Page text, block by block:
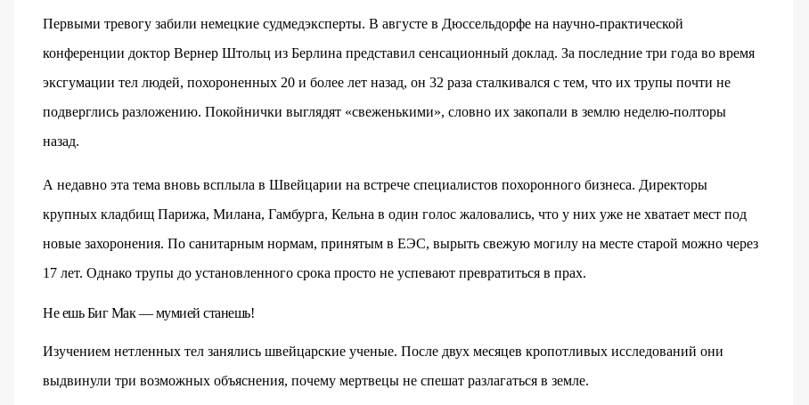
Первыми тревогу забили немецкие судмедэксперты. В августе в Дюссельдорфе на научно-практической
конференции доктор Вернер Штольц из Берлина представил сенсационный доклад. За последние три года во время
эксгумации тел людей, похороненных 20 и более лет назад, он 32 раза сталкивался с тем, что их трупы почти не
подверглись разложению. Покойнички выглядят «свеженькими», словно их закопали в землю неделю-полторы
назад.
А недавно эта тема вновь всплыла в Швейцарии на встрече специалистов похоронного бизнеса. Директоры
крупных кладбищ Парижа, Милана, Гамбурга, Кельна в один голос жаловались, что у них уже не хватает мест под
новые захоронения. По санитарным нормам, принятым в ЕЭС, вырыть свежую могилу на месте старой можно через
17 лет. Однако трупы до установленного срока просто не успевают превратиться в прах.
Не ешь Биг Мак — мумией станешь!
Изучением нетленных тел занялись швейцарские ученые. После двух месяцев кропотливых исследований они
выдвинули три возможных объяснения, почему мертвецы не спешат разлагаться в земле.